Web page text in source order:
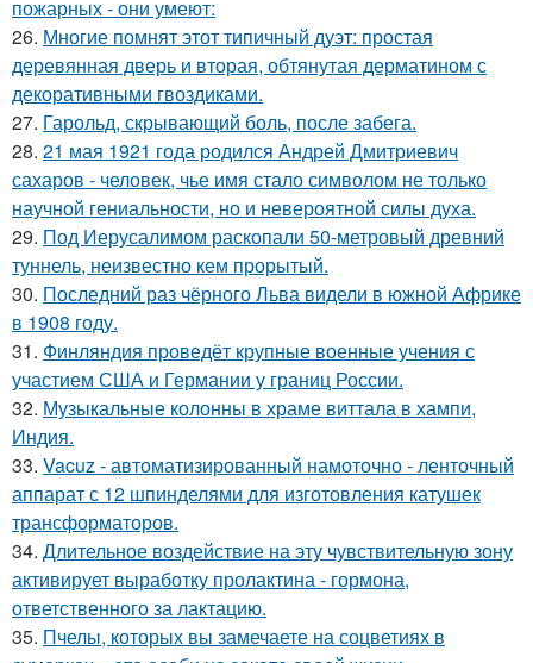
пожарных - они умеют:
26. Многие помнят этот типичный дуэт: простая
деревянная дверь и вторая, обтянутая дерматином с
декоративными гвоздиками.
27. Гарольд, скрывающий боль, после забега.
28. 21 мая 1921 года родился Андрей Дмитриевич
сахаров - человек, чье имя стало символом не только
научной гениальности, но и невероятной силы духа.
29. Под Иерусалимом раскопали 50-метровый древний
туннель, неизвестно кем прорытый.
30. Последний раз чёрного Льва видели в южной Африке
в 1908 году.
31. Финляндия проведёт крупные военные учения с
участием США и Германии у границ России.
32. Музыкальные колонны в храме виттала в хампи,
Индия.
33. Vacuz - автоматизированный намоточно - ленточный
аппарат с 12 шпинделями для изготовления катушек
трансформаторов.
34. Длительное воздействие на эту чувствительную зону
активирует выработку пролактина - гормона,
ответственного за лактацию.
35. Пчелы, которых вы замечаете на соцветиях в